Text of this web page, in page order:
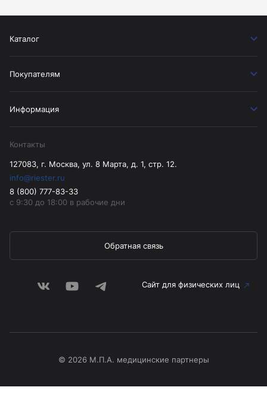
Каталог
Покупателям
Информация
Контакты
127083, г. Москва, ул. 8 Марта, д. 1, стр. 12.
info@riester.ru
8 (800) 777-83-33
с 9:30 до 18:00 в рабочие дни
Обратная связь
Сайт для физических лиц
© 2026 М.П.А. медицинские партнеры